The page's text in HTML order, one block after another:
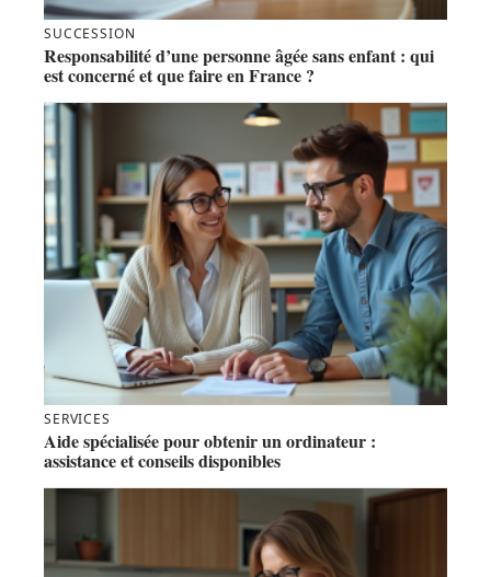
SUCCESSION
Responsabilité d’une personne âgée sans enfant : qui
est concerné et que faire en France ?
SERVICES
Aide spécialisée pour obtenir un ordinateur :
assistance et conseils disponibles